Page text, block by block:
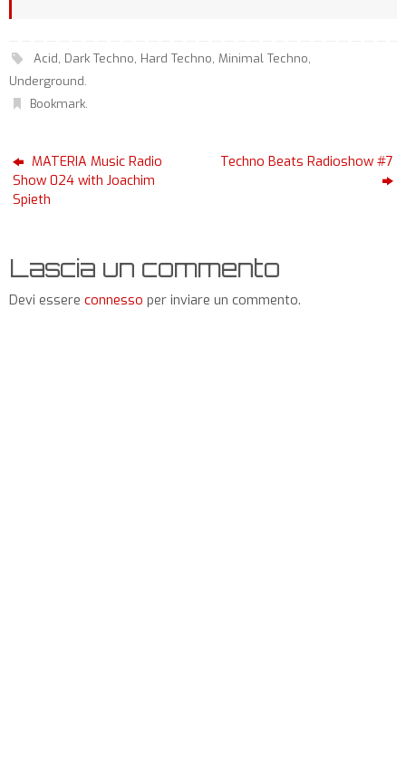
Acid, Dark Techno, Hard Techno, Minimal Techno,
Underground.
Bookmark.
MATERIA Music Radio
Show 024 with Joachim
Spieth
Techno Beats Radioshow #7
Lascia un commento
Devi essere connesso per inviare un commento.